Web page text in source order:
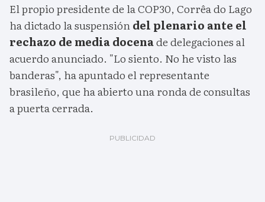
El propio presidente de la COP30, Corrêa do Lago
ha dictado la suspensióndel plenario ante el
rechazo de media docenade delegaciones al
acuerdo anunciado. "Lo siento. No he visto las
banderas", ha apuntado el representante
brasileño, que ha abierto una ronda de consultas
a puerta cerrada.